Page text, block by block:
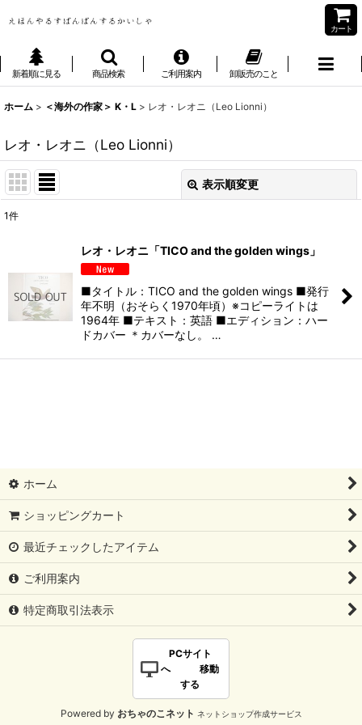
カート
新着順に見る 商品検索 ご利用案内 卸販売のこと
ホーム > ＜海外の作家＞ K・L > レオ・レオニ（Leo Lionni）
レオ・レオニ（Leo Lionni）
表示順変更
並び順
絞り込む
1件
レオ・レオニ「TICO and the golden wings」
■タイトル：TICO and the golden wings ■発行
年不明（おそらく1970年頃）※コピーライトは
1964年 ■テキスト：英語 ■エディション：ハー
ドカバー ＊カバーなし。 …
ホーム
ショッピングカート
最近チェックしたアイテム
ご利用案内
特定商取引法表示
PCサイト
へ 移動
する
Powered by おちゃのこネット ネットショップ作成サービス